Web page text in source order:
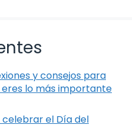
y consejos para
lo más importante
el Día del